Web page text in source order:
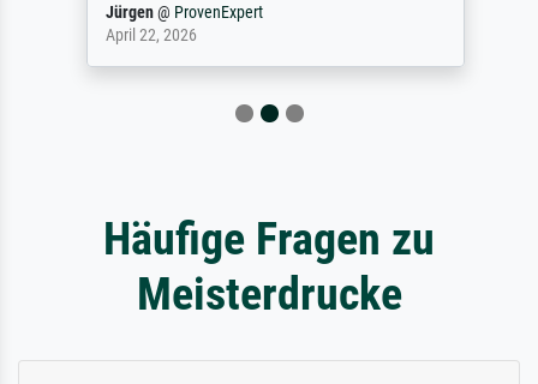
Jürgen@ProvenExpert
April 22, 2026
Häufige Fragen zu
Meisterdrucke